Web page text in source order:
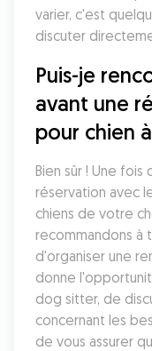
varier, c'est
discuter
Puis-je
avant une
pour chien
Bien sûr ! Une
réservation avec
chiens de votre
recommandons à
d'organiser une
donne
dog sitter, de
concernant les
de vous assurer